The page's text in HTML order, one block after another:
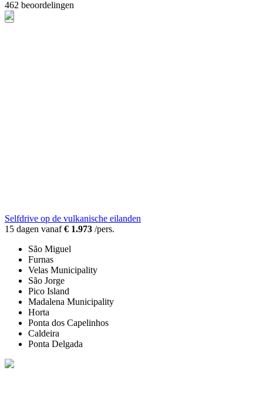
462 beoordelingen
Selfdrive op de vulkanische eilanden
15 dagen vanaf€ 1.973 /pers.
São Miguel
Furnas
Velas Municipality
São Jorge
Pico Island
Madalena Municipality
Horta
Ponta dos Capelinhos
Caldeira
Ponta Delgada